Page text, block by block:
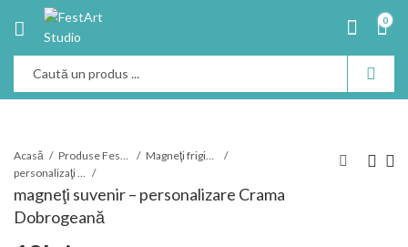
0
Acasă Produse Festart
Magneţi frigider
personalizaţi la cerere
magneţi suvenir – personalizare Crama
Dobrogeană